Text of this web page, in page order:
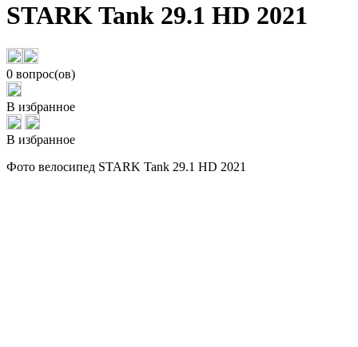
STARK Tank 29.1 HD 2021
0 вопрос(ов)
В избранное
В избранное
Фото велосипед STARK Tank 29.1 HD 2021